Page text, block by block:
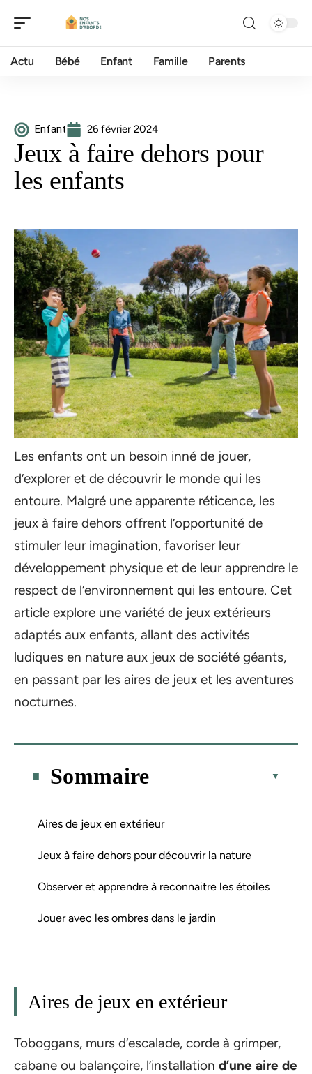
Actu Bébé Enfant Famille Parents
Enfant 26 février 2024
Jeux à faire dehors pour
les enfants
Les enfants ont un besoin inné de jouer,
d’explorer et de découvrir le monde qui les
entoure. Malgré une apparente réticence, les
jeux à faire dehors offrent l’opportunité de
stimuler leur imagination, favoriser leur
développement physique et de leur apprendre le
respect de l’environnement qui les entoure. Cet
article explore une variété de jeux extérieurs
adaptés aux enfants, allant des activités
ludiques en nature aux jeux de société géants,
en passant par les aires de jeux et les aventures
nocturnes.
Sommaire
Aires de jeux en extérieur
Jeux à faire dehors pour découvrir la nature
Observer et apprendre à reconnaitre les étoiles
Jouer avec les ombres dans le jardin
Aires de jeux en extérieur
Toboggans, murs d’escalade, corde à grimper,
cabane ou balançoire, l’installation d’une aire de